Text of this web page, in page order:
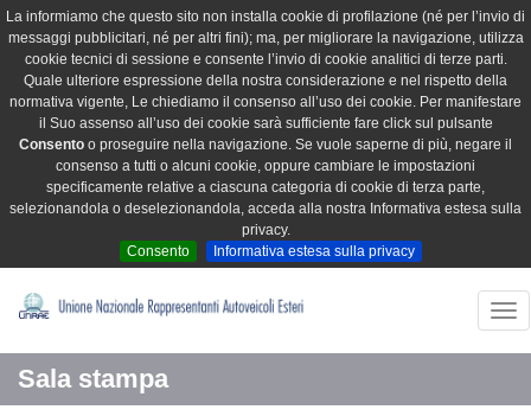
La informiamo che questo sito non installa cookie di profilazione (né per l’invio di
messaggi pubblicitari, né per altri fini); ma, per migliorare la navigazione, utilizza
cookie tecnici di sessione e consente l’invio di cookie analitici di terze parti.
Quale ulteriore espressione della nostra considerazione e nel rispetto della
normativa vigente, Le chiediamo il consenso all’uso dei cookie. Per manifestare
il Suo assenso all’uso dei cookie sarà sufficiente fare click sul pulsante
Consento o proseguire nella navigazione. Se vuole saperne di più, negare il
consenso a tutti o alcuni cookie, oppure cambiare le impostazioni
specificamente relative a ciascuna categoria di cookie di terza parte,
selezionandola o deselezionandola, acceda alla nostra Informativa estesa sulla
privacy.
Consento
Informativa estesa sulla privacy
Sala stampa